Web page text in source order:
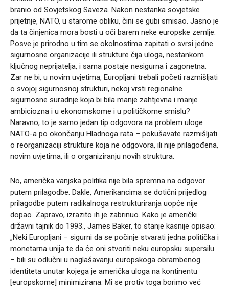
branio od Sovjetskog Saveza. Nakon nestanka sovjetske
prijetnje, NATO, u starome obliku, čini se gubi smisao. Jasno je
da ta činjenica mora bosti u oči barem neke europske zemlje.
Posve je prirodno u tim se okolnostima zapitati o svrsi jedne
sigurnosne organizacije ili strukture čija uloga, nestankom
ključnog neprijatelja, i sama postaje nesigurna i zagonetna.
Zar ne bi, u novim uvjetima, Europljani trebali početi razmišljati
o svojoj sigurnosnoj strukturi, nekoj vrsti regionalne
sigurnosne suradnje koja bi bila manje zahtjevna i manje
ambiciozna i u ekonomskome i u političkome smislu?
Naravno, to je samo jedan tip odgovora na problem uloge
NATO-a po okončanju Hladnoga rata – pokušavate razmišljati
o reorganizaciji strukture koja ne odgovora, ili nije prilagođena,
novim uvjetima, ili o organiziranju novih struktura.
No, američka vanjska politika nije bila spremna na odgovor
putem prilagodbe. Dakle, Amerikancima se dotični prijedlog
prilagodbe putem radikalnoga restrukturiranja uopće nije
dopao. Zapravo, izrazito ih je zabrinuo. Kako je američki
državni tajnik do 1993., James Baker, to stanje kasnije opisao:
„Neki Europljani – sigurni da se počinje stvarati jedna politička i
monetarna unija te da će oni stvoriti neku europsku supersilu
– bili su odlučni u naglašavanju europskoga obrambenog
identiteta unutar kojega je američka uloga na kontinentu
[europskome] minimizirana. Mi se protiv toga borimo već